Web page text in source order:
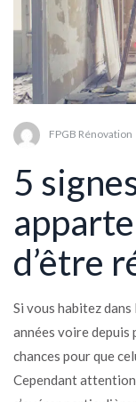
FPGB Rénovation
5
d’être
Si vous habitez
années voire depuis
chances pour que
Cependant